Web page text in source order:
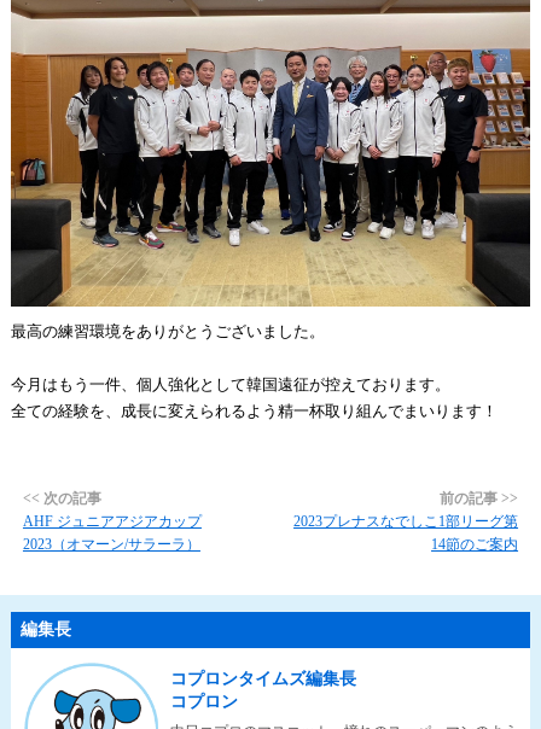
最高の練習環境をありがとうございました。
今月はもう一件、個人強化として韓国遠征が控えております。
全ての経験を、成長に変えられるよう精一杯取り組んでまいります！
<< 次の記事
AHF ジュニアアジアカップ
2023（オマーン/サラーラ）
前の記事 >>
2023プレナスなでしこ1部リーグ第
14節のご案内
編集長
コプロンタイムズ編集長
コプロン